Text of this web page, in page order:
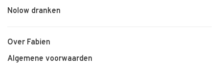
Nolow dranken
Over Fabien
Algemene voorwaarden